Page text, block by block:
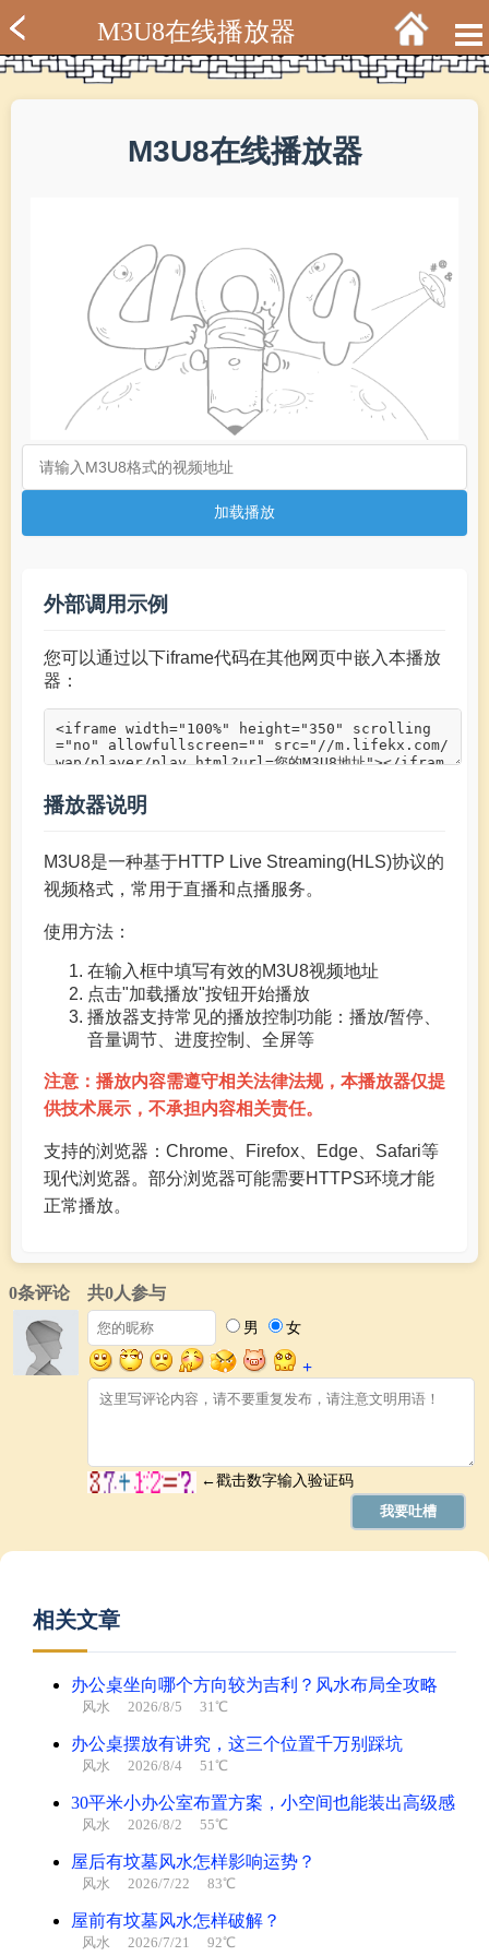
M3U8在线播放器
M3U8在线播放器
加载播放
外部调用示例
您可以通过以下iframe代码在其他网页中嵌入本播放
器：
播放器说明
M3U8是一种基于HTTP Live Streaming(HLS)协议的
视频格式，常用于直播和点播服务。
使用方法：
在输入框中填写有效的M3U8视频地址
点击"加载播放"按钮开始播放
播放器支持常见的播放控制功能：播放/暂停、
音量调节、进度控制、全屏等
注意：播放内容需遵守相关法律法规，本播放器仅提
供技术展示，不承担内容相关责任。
支持的浏览器：Chrome、Firefox、Edge、Safari等
现代浏览器。部分浏览器可能需要HTTPS环境才能
正常播放。
相关文章
办公桌坐向哪个方向较为吉利？风水布局全攻略
风水 2026/8/5 31℃
办公桌摆放有讲究，这三个位置千万别踩坑
风水 2026/8/4 51℃
30平米小办公室布置方案，小空间也能装出高级感
风水 2026/8/2 55℃
屋后有坟墓风水怎样影响运势？
风水 2026/7/22 83℃
屋前有坟墓风水怎样破解？
风水 2026/7/21 92℃